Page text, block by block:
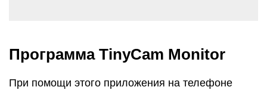
Программа TinyCam Monitor
При помощи этого приложения на телефоне